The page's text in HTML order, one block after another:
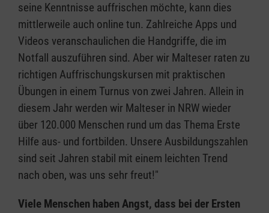
seine Kenntnisse auffrischen möchte, kann dies
mittlerweile auch online tun. Zahlreiche Apps und
Videos veranschaulichen die Handgriffe, die im
Notfall auszuführen sind. Aber wir Malteser raten zu
richtigen Auffrischungskursen mit praktischen
Übungen in einem Turnus von zwei Jahren. Allein in
diesem Jahr werden wir Malteser in NRW wieder
über 120.000 Menschen rund um das Thema Erste
Hilfe aus- und fortbilden. Unsere Ausbildungszahlen
sind seit Jahren stabil mit einem leichten Trend
nach oben, was uns sehr freut!"
Viele Menschen haben Angst, dass bei der Ersten